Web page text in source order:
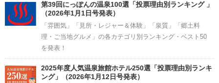
第39回にっぽんの温泉100選「投票理由別ランキング 」
（2026年1月1日号発表）
「雰囲気」「見所・レジャー＆体験」「泉質」「郷土料
理・ご当地グルメ」の各カテゴリ別ランキング・ベスト50
を発表！
2025年度人気温泉旅館ホテル250選「投票理由別ランキ
ング」（2026年1月12日号発表）